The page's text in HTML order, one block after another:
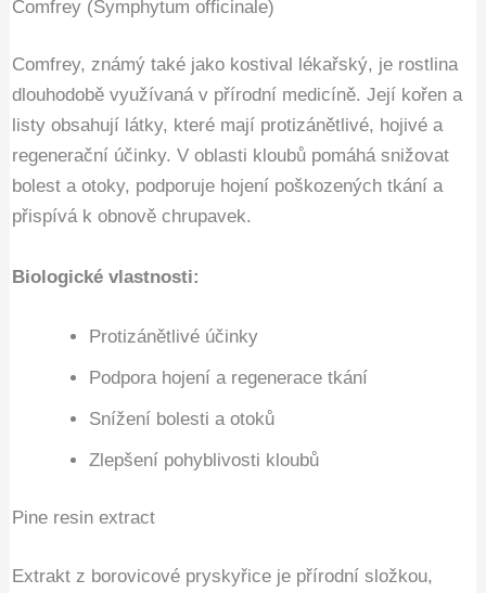
Comfrey (Symphytum officinale)
Comfrey, známý také jako kostival lékařský, je rostlina
dlouhodobě využívaná v přírodní medicíně. Její kořen a
listy obsahují látky, které mají protizánětlivé, hojivé a
regenerační účinky. V oblasti kloubů pomáhá snižovat
bolest a otoky, podporuje hojení poškozených tkání a
přispívá k obnově chrupavek.
Biologické vlastnosti:
Protizánětlivé účinky
Podpora hojení a regenerace tkání
Snížení bolesti a otoků
Zlepšení pohyblivosti kloubů
Pine resin extract
Extrakt z borovicové pryskyřice je přírodní složkou,